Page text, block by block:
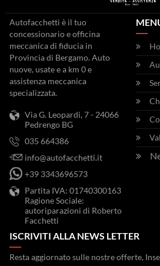
Autofacchetti è il tuo
concessionario e officina
meccanica di fiducia in
Provincia di Bergamo. Auto
nuove, usate e a km 0 e
assistenza meccanica
specializzata.
Via G. Leopardi, 7 - 24066
Pedrengo BG
035 664386
info@autofacchetti.it
+39 3343696573
Partita IVA: 01740300163
Ragione Sociale:
autoriparazioni di Roberto
Facchetti
ISCRIVITI ALLA NEWS LETTER
Resta aggiornato sulle nostre offerte,